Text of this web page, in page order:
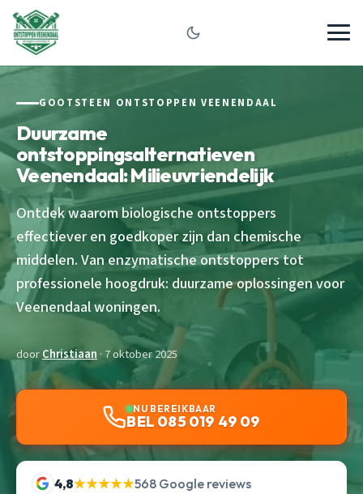
GOOTSTEEN ONTSTOPPEN VEENENDAAL
Duurzame
ontstoppingsalternatieven
Veenendaal: Milieuvriendelijk
Ontdek waarom biologische ontstoppers
effectiever en goedkoper zijn dan chemische
middelen. Van enzymatische ontstoppers tot
professionele hoogdruk: duurzame oplossingen voor
Veenendaal woningen.
doorChristiaan · 7 oktober 2025
NU BEREIKBAAR
BEL 085 019 49 09
4,8★★★★★568 Google reviews